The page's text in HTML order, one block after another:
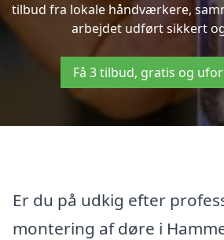
tilbud fra lokale håndværkere,
arbejdet udført sikkert
Få 3 tilbud, gratis og
Er du på udkig efter
montering af døre i